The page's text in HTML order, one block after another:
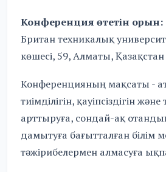
Конференция өтетін орын:
Британ техникалық
көшесі, 59, Алматы,
Конференцияның мақсаты -
тиімділігін, қауіпсіздігін
арттыруға, сондай-ақ
дамытуға бағытталған білім
тәжірибелермен алмасуға